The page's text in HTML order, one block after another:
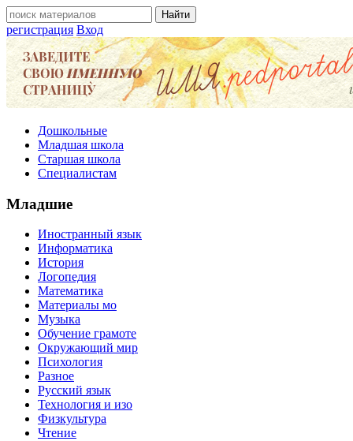
регистрация Вход
Дошкольные
Младшая школа
Старшая школа
Специалистам
Младшие
Иностранный язык
Информатика
История
Логопедия
Математика
Материалы мо
Музыка
Обучение грамоте
Окружающий мир
Психология
Разное
Русский язык
Технология и изо
Физкультура
Чтение